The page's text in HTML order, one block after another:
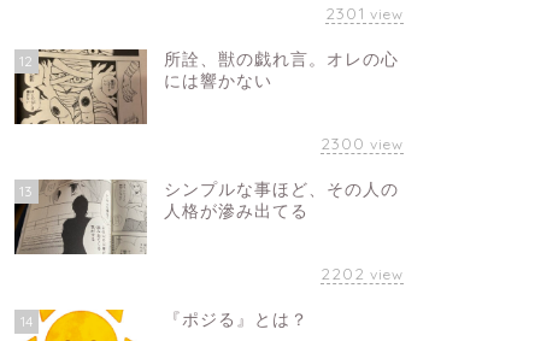
2301 view
12
所詮、獣の戯れ言。オレの心
には響かない
2300 view
13
シンプルな事ほど、その人の
人格が滲み出てる
2202 view
14 『ポジる』とは？